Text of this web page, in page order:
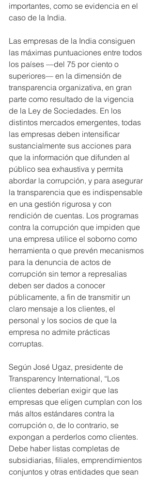
importantes, como se evidencia en el
caso de la India.
Las empresas de la India consiguen
las máximas puntuaciones entre todos
los países —del 75 por ciento o
superiores— en la dimensión de
transparencia organizativa, en gran
parte como resultado de la vigencia
de la Ley de Sociedades. En los
distintos mercados emergentes, todas
las empresas deben intensificar
sustancialmente sus acciones para
que la información que difunden al
público sea exhaustiva y permita
abordar la corrupción, y para asegurar
la transparencia que es indispensable
en una gestión rigurosa y con
rendición de cuentas. Los programas
contra la corrupción que impiden que
una empresa utilice el soborno como
herramienta o que prevén mecanismos
para la denuncia de actos de
corrupción sin temor a represalias
deben ser dados a conocer
públicamente, a fin de transmitir un
claro mensaje a los clientes, el
personal y los socios de que la
empresa no admite prácticas
corruptas.
Según José Ugaz, presidente de
Transparency International, “Los
clientes deberían exigir que las
empresas que eligen cumplan con los
más altos estándares contra la
corrupción o, de lo contrario, se
expongan a perderlos como clientes.
Debe haber listas completas de
subsidiarias, filiales, emprendimientos
conjuntos y otras entidades que sean